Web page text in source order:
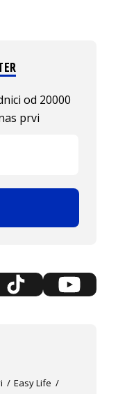
od 20000
prvi
Easy Life